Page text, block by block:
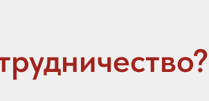
вашей организации